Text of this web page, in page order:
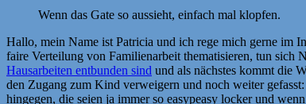
Wenn das Gate so aussieht, einfach mal klopfen.
Hallo, mein Name ist Patricia und ich rege mich gerne im
faire Verteilung von Familienarbeit thematisieren, tun sich
Hausarbeiten entbunden sind und als nächstes kommt die
den Zugang zum Kind verweigern und noch weiter
hingegen, die seien ja immer so easypeasy locker und